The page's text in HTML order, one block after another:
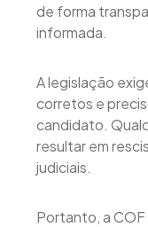
de forma
informada.
A legislação
corretos e
candidato.
resultar em
judiciais.
Portanto, a